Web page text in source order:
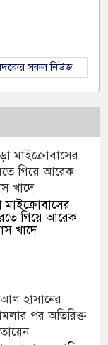
সকল নিউজ
মাইক্রোবাসের
গিয়ে আরেক
খাদে